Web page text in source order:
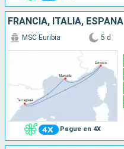
FRANCIA, ITALIA, ESPAÑA
Pague en 4X
MSC Euribia 5 d